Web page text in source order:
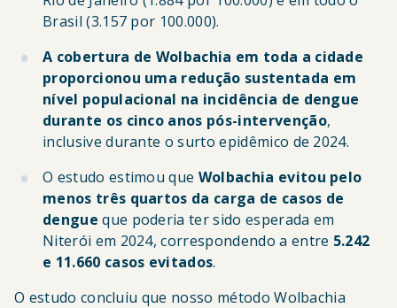
Brasil (3.157 por 100.000).
A cobertura de Wolbachia em toda a cidade
proporcionou uma redução sustentada em
nível populacional na incidência de dengue
durante os cinco anos pós-intervenção,
inclusive durante o surto epidêmico de 2024.
O estudo estimou que Wolbachia evitou pelo
menos três quartos da carga de casos de
dengue que poderia ter sido esperada em
Niterói em 2024, correspondendo a entre 5.242
e 11.660 casos evitados.
O estudo concluiu que nosso método Wolbachia